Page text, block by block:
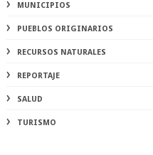
MUNICIPIOS
PUEBLOS ORIGINARIOS
RECURSOS NATURALES
REPORTAJE
SALUD
TURISMO